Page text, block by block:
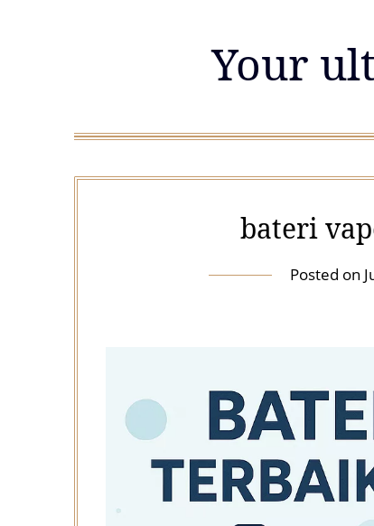
Your
bateri
Posted on